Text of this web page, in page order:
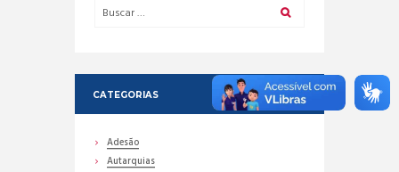
CATEGORIAS
Adesão
Autarquias